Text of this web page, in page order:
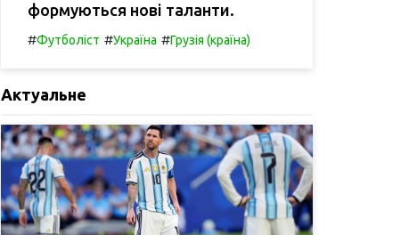
формуються нові таланти.
#Футболіст #Україна #Грузія (країна)
Актуальне